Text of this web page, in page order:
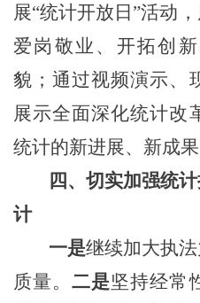
展“统计开放日”活动，
爱岗敬业、开拓创
貌；通过视频演示、
展示全面深化统计改
统计的新进展、新成果
四、 切实加强统
计
一是继续加大执
质量。二是坚持经常